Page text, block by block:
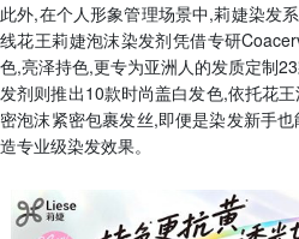
此外,在个人形象管理场景中,莉婕染发
线花王莉婕泡沫染发剂凭借专研
色,亮泽持色,更专为亚洲人的发质定制
发剂则推出10款时尚盖白发色,依托花
密泡沫紧密包裹发丝,即便是染发新手
造专业级染发效果。